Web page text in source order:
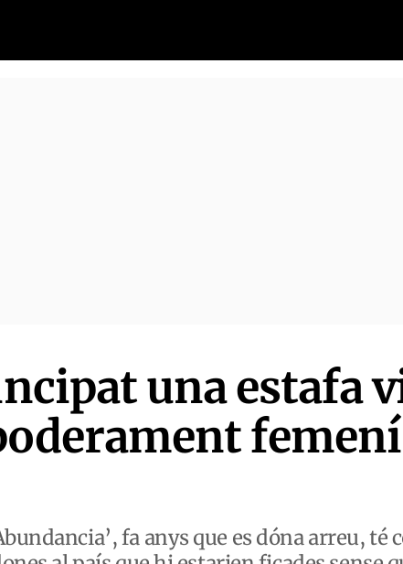
una estafa
fa anys que es dóna arreu, té